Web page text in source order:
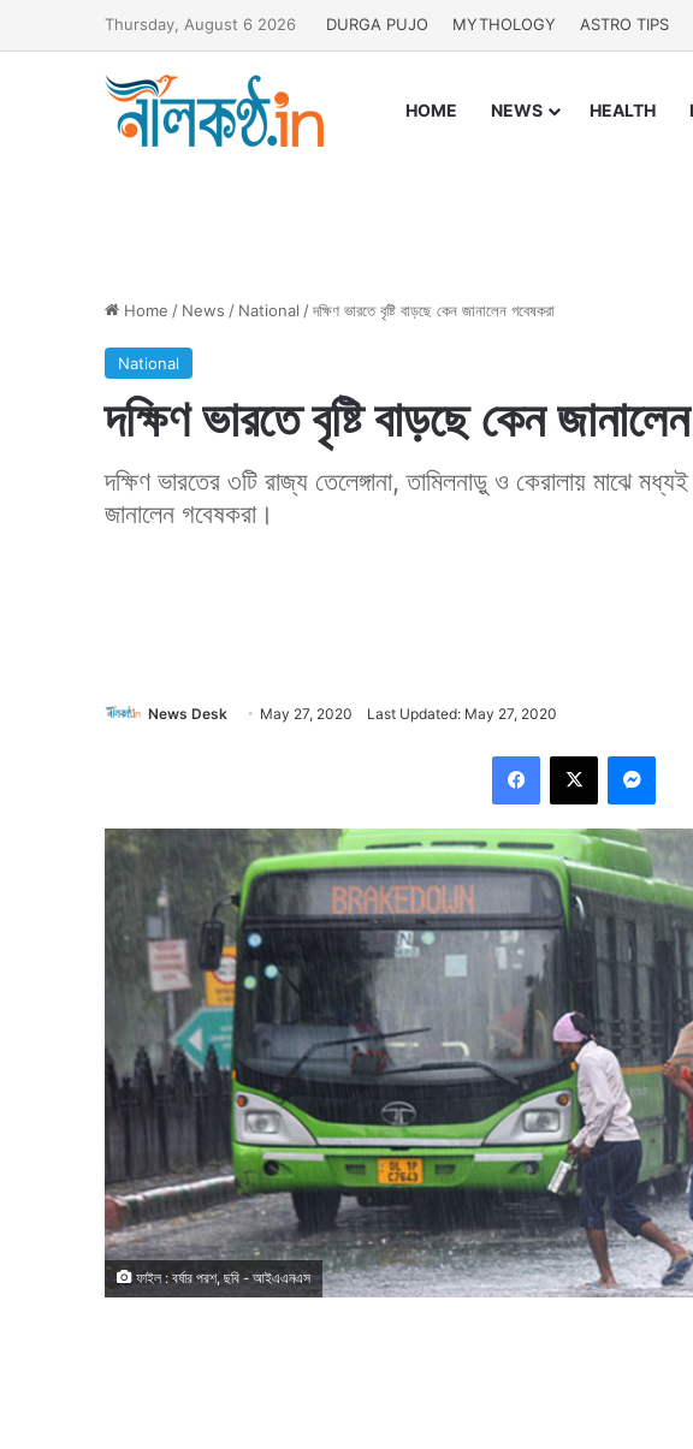
Thursday, August 6 2026 DURGA PUJO MYTHOLOGY ASTRO TIPS
HOME NEWS HEALTH
Home / News / National /দক্ষিণ ভারতে বৃষ্টি বাড়ছে কেন জানালেন গবেষকরা
National
দক্ষিণ ভারতে বৃষ্টি বাড়ছে কেন
দক্ষিণ ভারতের ৩টি রাজ্য তেলেঙ্গানা, তামিলনাড়ু ও কেরালায় মাঝে
জানালেন গবেষকরা।
News Desk May 27, 2020 Last Updated: May 27, 2020
ফাইল : বর্ষার পরশ, ছবি - আইএএনএস